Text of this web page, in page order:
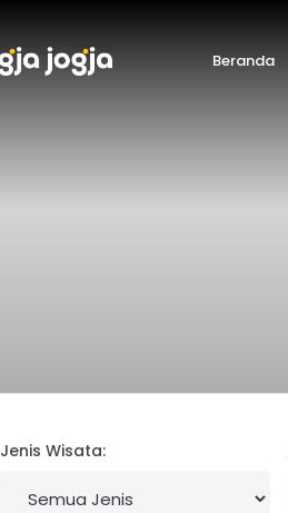
Beranda
Jenis Wisata: